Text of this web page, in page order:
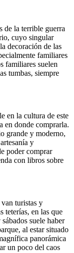
de la terrible guerra
cuyo singular
decoración de las
familiares
familiares suelen
tumbas, siempre
en la cultura de este
en donde comprarla.
grande y moderno,
y
poder comprar
con libros sobre
turistas y
teterías, en las que
suele haber
al estar situado
panorámica
un poco del caos